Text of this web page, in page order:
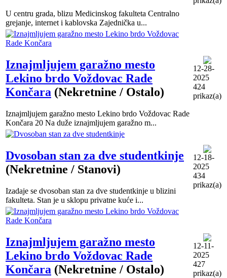
U centru grada, blizu Medicinskog fakulteta Centralno
grejanje, internet i kablovska Zajednička u...
Iznajmljujem garažno mesto
Lekino brdo Voždovac Rade
Končara (Nekretnine / Ostalo)
Iznajmljujem garažno mesto Lekino brdo Voždovac Rade
Končara 20 Na duže iznajmljujem garažno m...
12-28-
2025
424
prikaz(a)
Dvosoban stan za dve studentkinje
(Nekretnine / Stanovi)
Izadaje se dvosoban stan za dve studentkinje u blizini
fakulteta. Stan je u sklopu privatne kuće i...
12-18-
2025
434
prikaz(a)
Iznajmljujem garažno mesto
Lekino brdo Voždovac Rade
Končara (Nekretnine / Ostalo)
12-11-
2025
427
prikaz(a)